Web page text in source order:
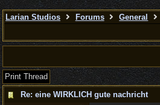
Larian Studios Forums General
Print Thread
Re: eine WIRKLICH gute nachricht